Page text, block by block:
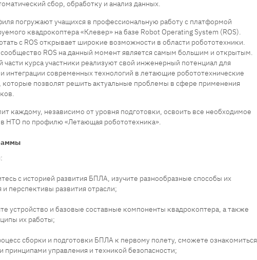
сбор, обработку и анализ данных.
погружают учащихся в профессиональную работу с платформой
квадрокоптера «Клевер» на базе Robot Operating System (ROS).
с ROS открывает широкие возможности в области робототехники.
сообщество ROS на данный момент является самым большим и открытым.
части курса участники реализуют свой инженерный потенциал для
и интеграции современных технологий в летающие робототехнические
позволят решить актуальные проблемы в сфере применения
каждому, независимо от уровня подготовки, освоить все необходимое
в НТО по профилю «Летающая робототехника».
с историей развития БПЛА, изучите разнообразные способы их
перспективы развития отрасли;
устройство и базовые составные компоненты квадрокоптера, а также
их работы;
сборки и подготовки БПЛА к первому полету, сможете ознакомиться
принципами управления и техникой безопасности;